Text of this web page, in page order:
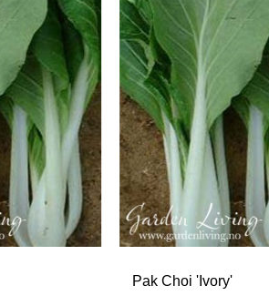
Pak Choi 'Ivory'